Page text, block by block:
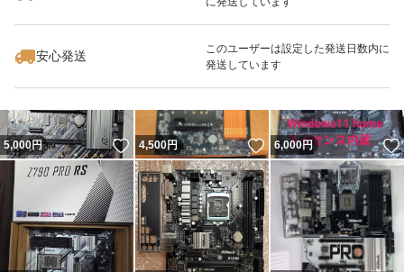
安心発送
このユーザーは設定した発送日数内に
発送しています
いいね！
6,480
5,000円 いいね！
4,500円 いいね！
6,000円